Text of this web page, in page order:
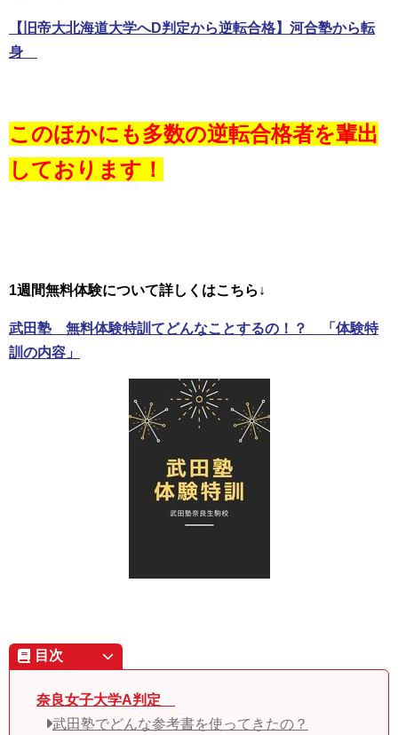
【旧帝大北海道大学へD判定から逆転合格】河合塾から転
身
このほかにも多数の逆転合格者を輩出
しております！
1週間無料体験について詳しくはこちら↓
武田塾 無料体験特訓てどんなことするの！？ 「体験特
訓の内容」
目次
奈良女子大学A判定
武田塾でどんな参考書を使ってきたの？